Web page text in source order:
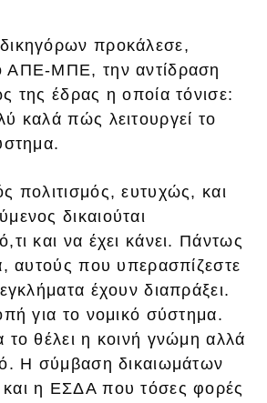
προκάλεσε,
ΑΠΕ-ΜΠΕ, την αντίδραση
της έδρας η οποία τόνισε:
καλά πώς λειτουργεί το
πολιτισμός, ευτυχώς, και
δικαιούται
και να έχει κάνει. Πάντως
αυτούς που υπερασπίζεστε
έχουν διαπράξει.
για το νομικό σύστημα.
το θέλει η κοινή γνώμη αλλά
Η σύμβαση δικαιωμάτων
η ΕΣΔΑ που τόσες φορές